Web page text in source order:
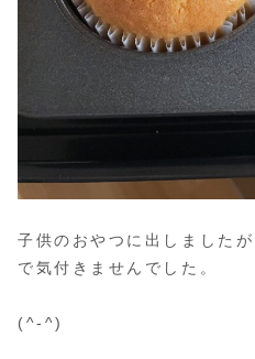
子供のおやつに出しました
で気付きませんでした。
(^-^)